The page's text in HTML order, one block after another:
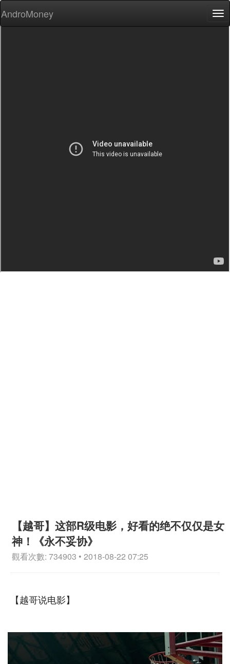
AndroMoney
【越哥】这部R级电影，好看的绝不仅仅是女
神！《永不妥协》
觀看次數: 734903 • 2018-08-22 07:25
【越哥说电影】